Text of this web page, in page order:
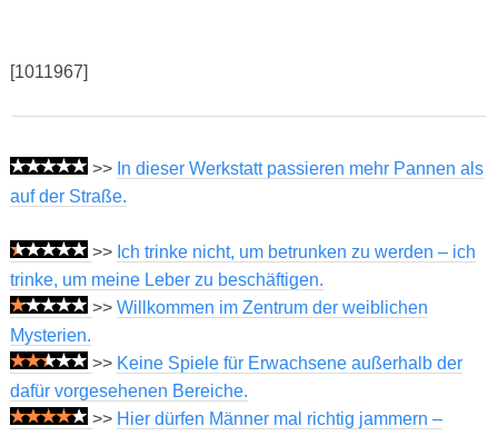
[1011967]
>> In dieser Werkstatt passieren mehr Pannen als
auf der Straße.
>> Ich trinke nicht, um betrunken zu werden – ich
trinke, um meine Leber zu beschäftigen.
>> Willkommen im Zentrum der weiblichen
Mysterien.
>> Keine Spiele für Erwachsene außerhalb der
dafür vorgesehenen Bereiche.
>> Hier dürfen Männer mal richtig jammern –